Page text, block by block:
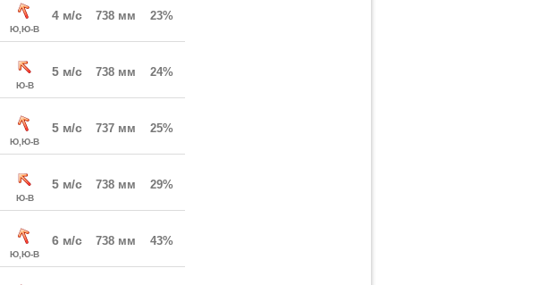
Ю,Ю-В
4 м/с 738 мм 23%
Ю-В
5 м/с 738 мм 24%
Ю,Ю-В
5 м/с 737 мм 25%
Ю-В
5 м/с 738 мм 29%
Ю,Ю-В
6 м/с 738 мм 43%